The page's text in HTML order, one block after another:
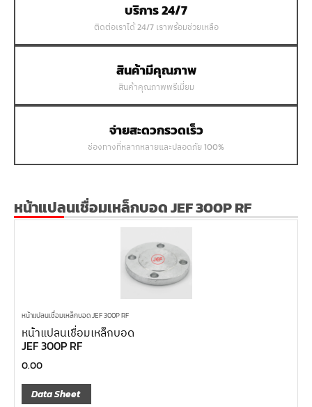
บริการ 24/7
ติดต่อเราได้ 24/7 เราพร้อมช่วยเหลือ
สินค้ามีคุณภาพ
สินค้าคุณภาพพรีเมี่ยม
จ่ายสะดวกรวดเร็ว
ช่องทางที่หลากหลายและปลอดภัย 100%
หน้าแปลนเชื่อมเหล็กบอด JEF 300P RF
หน้าแปลนเชื่อมเหล็กบอด JEF 300P RF
หน้าแปลนเชื่อมเหล็กบอด
JEF 300P RF
0.00
Data Sheet